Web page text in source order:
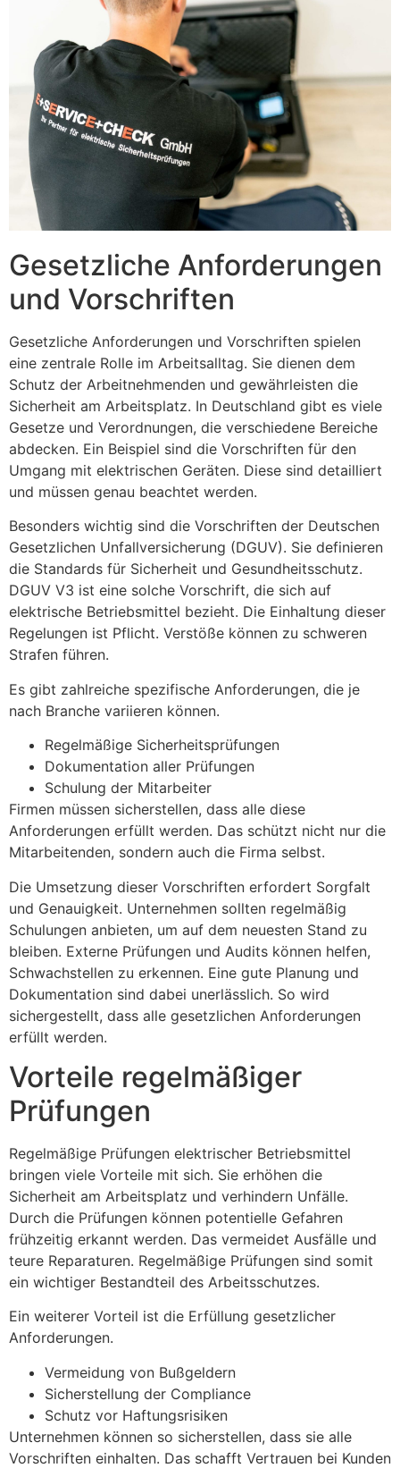
Gesetzliche Anforderungen
und Vorschriften
Gesetzliche Anforderungen und Vorschriften spielen
eine zentrale Rolle im Arbeitsalltag. Sie dienen dem
Schutz der Arbeitnehmenden und gewährleisten die
Sicherheit am Arbeitsplatz. In Deutschland gibt es viele
Gesetze und Verordnungen, die verschiedene Bereiche
abdecken. Ein Beispiel sind die Vorschriften für den
Umgang mit elektrischen Geräten. Diese sind detailliert
und müssen genau beachtet werden.
Besonders wichtig sind die Vorschriften der Deutschen
Gesetzlichen Unfallversicherung (DGUV). Sie definieren
die Standards für Sicherheit und Gesundheitsschutz.
DGUV V3 ist eine solche Vorschrift, die sich auf
elektrische Betriebsmittel bezieht. Die Einhaltung dieser
Regelungen ist Pflicht. Verstöße können zu schweren
Strafen führen.
Es gibt zahlreiche spezifische Anforderungen, die je
nach Branche variieren können.
Regelmäßige Sicherheitsprüfungen
Dokumentation aller Prüfungen
Schulung der Mitarbeiter
Firmen müssen sicherstellen, dass alle diese
Anforderungen erfüllt werden. Das schützt nicht nur die
Mitarbeitenden, sondern auch die Firma selbst.
Die Umsetzung dieser Vorschriften erfordert Sorgfalt
und Genauigkeit. Unternehmen sollten regelmäßig
Schulungen anbieten, um auf dem neuesten Stand zu
bleiben. Externe Prüfungen und Audits können helfen,
Schwachstellen zu erkennen. Eine gute Planung und
Dokumentation sind dabei unerlässlich. So wird
sichergestellt, dass alle gesetzlichen Anforderungen
erfüllt werden.
Vorteile regelmäßiger
Prüfungen
Regelmäßige Prüfungen elektrischer Betriebsmittel
bringen viele Vorteile mit sich. Sie erhöhen die
Sicherheit am Arbeitsplatz und verhindern Unfälle.
Durch die Prüfungen können potentielle Gefahren
frühzeitig erkannt werden. Das vermeidet Ausfälle und
teure Reparaturen. Regelmäßige Prüfungen sind somit
ein wichtiger Bestandteil des Arbeitsschutzes.
Ein weiterer Vorteil ist die Erfüllung gesetzlicher
Anforderungen.
Vermeidung von Bußgeldern
Sicherstellung der Compliance
Schutz vor Haftungsrisiken
Unternehmen können so sicherstellen, dass sie alle
Vorschriften einhalten. Das schafft Vertrauen bei Kunden